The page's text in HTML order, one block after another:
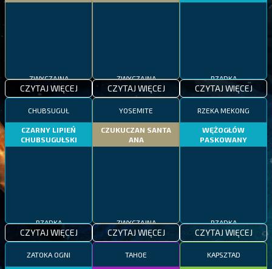
ZWYCZAJNA
CZYTAJ WIĘCEJ
ZWYCZAJNA
CZYTAJ WIĘCEJ
RZADKA
CZYTAJ WIĘCEJ
CHUBSUGUŁ
CZARNY LIPIEŃ
CHUBSUGUŁSKI
RZADKA
CZYTAJ WIĘCEJ
YOSEMITE
CZUKUCZAN SANTA
ANA
ZWYCZAJNA
CZYTAJ WIĘCEJ
RZEKA MEKONG
WĘŻOGŁÓW
PASKOWANY
RZADKA
CZYTAJ WIĘCEJ
ZATOKA OGNI TAHOE KAPSZTAD